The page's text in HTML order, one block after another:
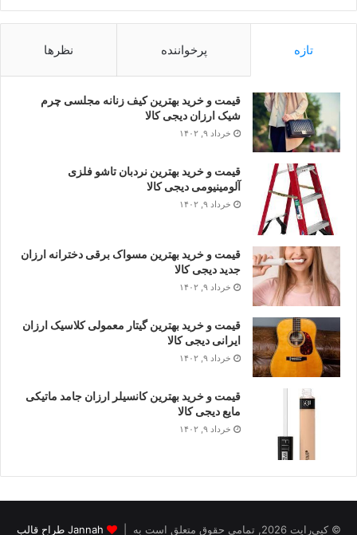
تازه پرخواننده نظرها
قیمت و خرید بهترین کیف زنانه مجلسی چرم
شیک ارزان دیجی کالا
خرداد ۹, ۱۴۰۲
قیمت و خرید بهترین نردبان تاشو فلزی
آلومینیومی دیجی کالا
خرداد ۹, ۱۴۰۲
قیمت و خرید بهترین مسواک برقی دخترانه ارزان
جدید دیجی کالا
خرداد ۹, ۱۴۰۲
قیمت و خرید بهترین گیتار معمولی کلاسیک ارزان
ایرانی دیجی کالا
خرداد ۹, ۱۴۰۲
قیمت و خرید بهترین کانسیلر ارزان جامد ماتیکی
مایع دیجی کالا
خرداد ۹, ۱۴۰۲
© کپی‌رایت 2026, تمامی حقوق متعلق است به | Jannah طراح قالب